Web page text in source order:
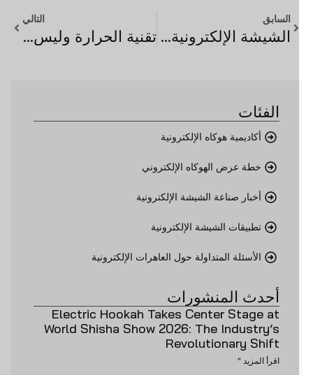
السابق
الشيشة الإلكترونية 101: كل ما تحتاج إلى معرفته
التالي
تقنية الحرارة وليس الحرق: مستقبل الشيشة
الفئات
أكاديمية هوكاه الإلكترونية
خطة عرض الهوكاه الإلكتروني
أخبار صناعة الشيشة الإلكترونية
تطبيقات الشيشة الإلكترونية
الأسئلة المتداولة حول العاهرات الإلكترونية
أحدث المنشورات
Electric Hookah Takes Center Stage at
World Shisha Show 2026: The Industry’s
Revolutionary Shift
اقرأ المزيد "